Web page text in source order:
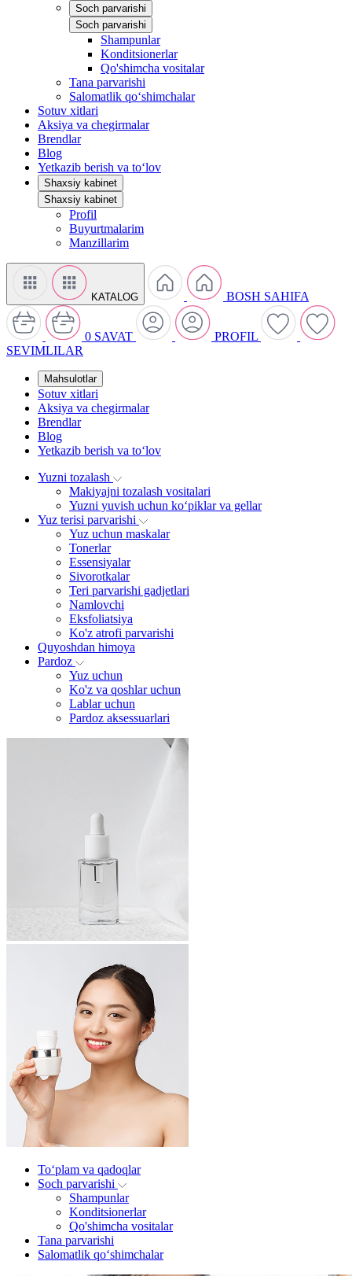
Soch parvarishi
Soch parvarishi
Shampunlar
Konditsionerlar
Qo'shimcha vositalar
Tana parvarishi
Salomatlik qo‘shimchalar
Sotuv xitlari
Aksiya va chegirmalar
Brendlar
Blog
Yetkazib berish va to‘lov
Shaxsiy kabinet
Shaxsiy kabinet
Profil
Buyurtmalarim
Manzillarim
KATALOG BOSH SAHIFA
0 SAVAT
PROFIL
SEVIMLILAR
Mahsulotlar
Sotuv xitlari
Aksiya va chegirmalar
Brendlar
Blog
Yetkazib berish va to‘lov
Yuzni tozalash
Makiyajni tozalash vositalari
Yuzni yuvish uchun ko‘piklar va gellar
Yuz terisi parvarishi
Yuz uchun maskalar
Tonerlar
Essensiyalar
Sivorotkalar
Teri parvarishi gadjetlari
Namlovchi
Eksfoliatsiya
Ko'z atrofi parvarishi
Quyoshdan himoya
Pardoz
Yuz uchun
Ko'z va qoshlar uchun
Lablar uchun
Pardoz aksessuarlari
To‘plam va qadoqlar
Soch parvarishi
Shampunlar
Konditsionerlar
Qo'shimcha vositalar
Tana parvarishi
Salomatlik qo‘shimchalar